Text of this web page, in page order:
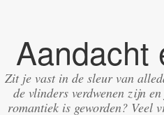
Aandacht
Zit je vast in de sleur van
de vlinders verdwenen zijn
romantiek is geworden? Veel